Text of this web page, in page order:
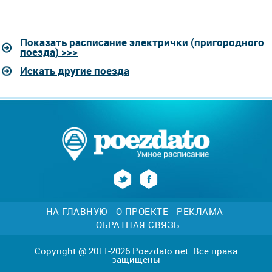
Показать расписание электрички (пригородного
поезда) >>>
Искать другие поезда
НА ГЛАВНУЮ О ПРОЕКТЕ
РЕКЛАМА
ОБРАТНАЯ СВЯЗЬ
Copyright @ 2011-2026 Poezdato.net. Все права
защищены